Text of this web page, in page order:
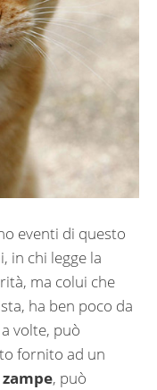
eventi di questo
in chi legge la
ma colui che
ha ben poco da
volte, può
fornito ad un
, può